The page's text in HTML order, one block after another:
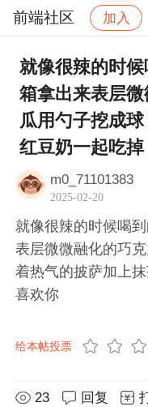
前端社区 加入
社区 前端社区
就像很辣的时
箱拿出来表层
瓜用勺子挖成
红豆奶一起吃
m0_71101383
2025-02-20
就像很辣的时候喝
表层微微融化的巧
着热气的披萨加上
喜欢你​
给本帖投票
23 回复